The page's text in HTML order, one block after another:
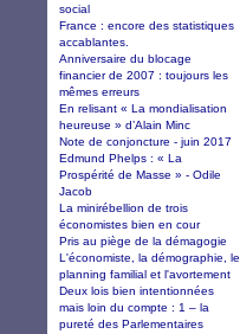
social
France : encore des statistiques
accablantes.
Anniversaire du blocage
financier de 2007 : toujours les
mêmes erreurs
En relisant « La mondialisation
heureuse » d’Alain Minc
Note de conjoncture - juin 2017
Edmund Phelps : « La
Prospérité de Masse » - Odile
Jacob
La minirébellion de trois
économistes bien en cour
Pris au piège de la démagogie
L'économiste, la démographie, le
planning familial et l'avortement
Deux lois bien intentionnées
mais loin du compte : 1 – la
pureté des Parlementaires